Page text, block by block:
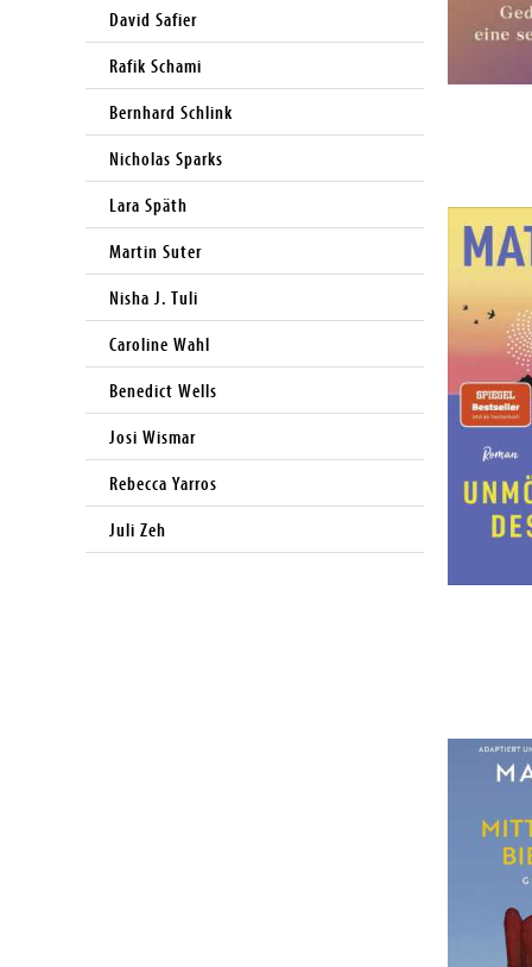
David Safier
Rafik Schami
Bernhard Schlink
Nicholas Sparks
Lara Späth
Martin Suter
Nisha J. Tuli
Caroline Wahl
Benedict Wells
Josi Wismar
Rebecca Yarros
Juli Zeh